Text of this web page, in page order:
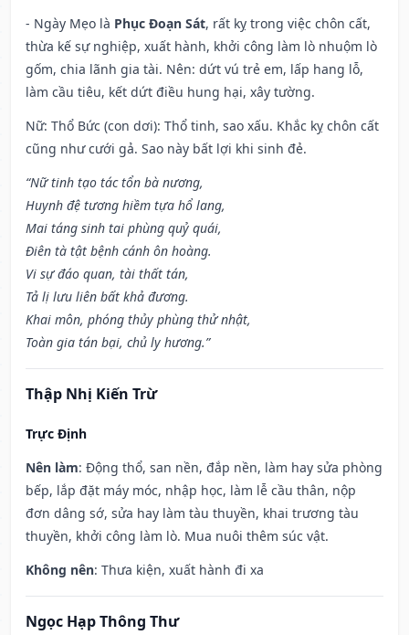
- Ngày Mẹo là Phục Đoạn Sát, rất kỵ trong việc chôn cất,
thừa kế sự nghiệp, xuất hành, khởi công làm lò nhuộm lò
gốm, chia lãnh gia tài. Nên: dứt vú trẻ em, lấp hang lỗ,
làm cầu tiêu, kết dứt điều hung hại, xây tường.
Nữ: Thổ Bức (con dơi): Thổ tinh, sao xấu. Khắc kỵ chôn cất
cũng như cưới gả. Sao này bất lợi khi sinh đẻ.
“Nữ tinh tạo tác tổn bà nương,
Huynh đệ tương hiềm tựa hổ lang,
Mai táng sinh tai phùng quỷ quái,
Điên tà tật bệnh cánh ôn hoàng.
Vi sự đáo quan, tài thất tán,
Tả lị lưu liên bất khả đương.
Khai môn, phóng thủy phùng thử nhật,
Toàn gia tán bại, chủ ly hương.”
Thập Nhị Kiến Trừ
Trực Định
Nên làm: Động thổ, san nền, đắp nền, làm hay sửa phòng
bếp, lắp đặt máy móc, nhập học, làm lễ cầu thân, nộp
đơn dâng sớ, sửa hay làm tàu thuyền, khai trương tàu
thuyền, khởi công làm lò. Mua nuôi thêm súc vật.
Không nên: Thưa kiện, xuất hành đi xa
Ngọc Hạp Thông Thư